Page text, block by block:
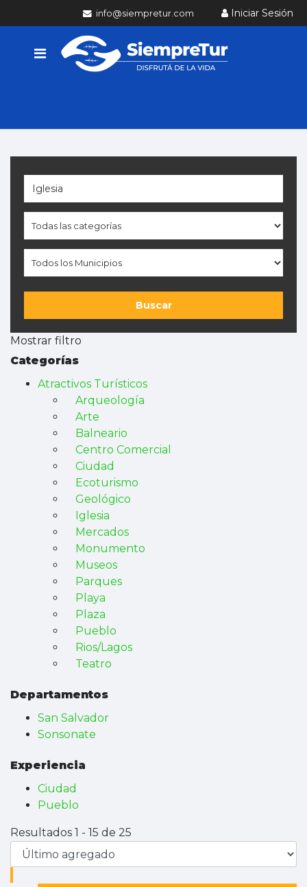
Iniciar Sesión
info@siempretur.com
Buscar
Mostrar filtro
Categorías
Atractivos Turísticos
Arqueología
Arte
Balneario
Centro Comercial
Ciudad
Ecoturismo
Geológico
Iglesia
Mercados
Monumento
Museos
Parques
Playa
Plaza
Pueblo
Rios/Lagos
Teatro
Departamentos
San Salvador
Sonsonate
Experiencia
Ciudad
Pueblo
Resultados 1 - 15 de 25